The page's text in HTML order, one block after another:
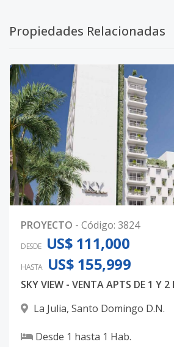
Propiedades Relacionadas
PROYECTO - Código: 3824
DESDE US$ 111,000
HASTA US$ 155,999
La Julia, Santo Domingo D.N.
Desde 1 hasta 1 Hab.